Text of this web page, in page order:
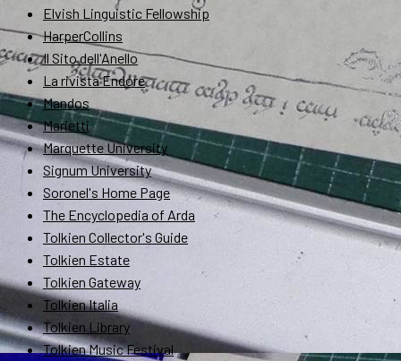
Elvish Linguistic Fellowship
HarperCollins
Il Sito dell'Anello
La rivista Endóre
Mandos
Marietti
Marquette University
Signum University
Soronel's Home Page
The Encyclopedia of Arda
Tolkien Collector's Guide
Tolkien Estate
Tolkien Gateway
Tolkien Italia
Tolkien Library
Tolkien Music Festival